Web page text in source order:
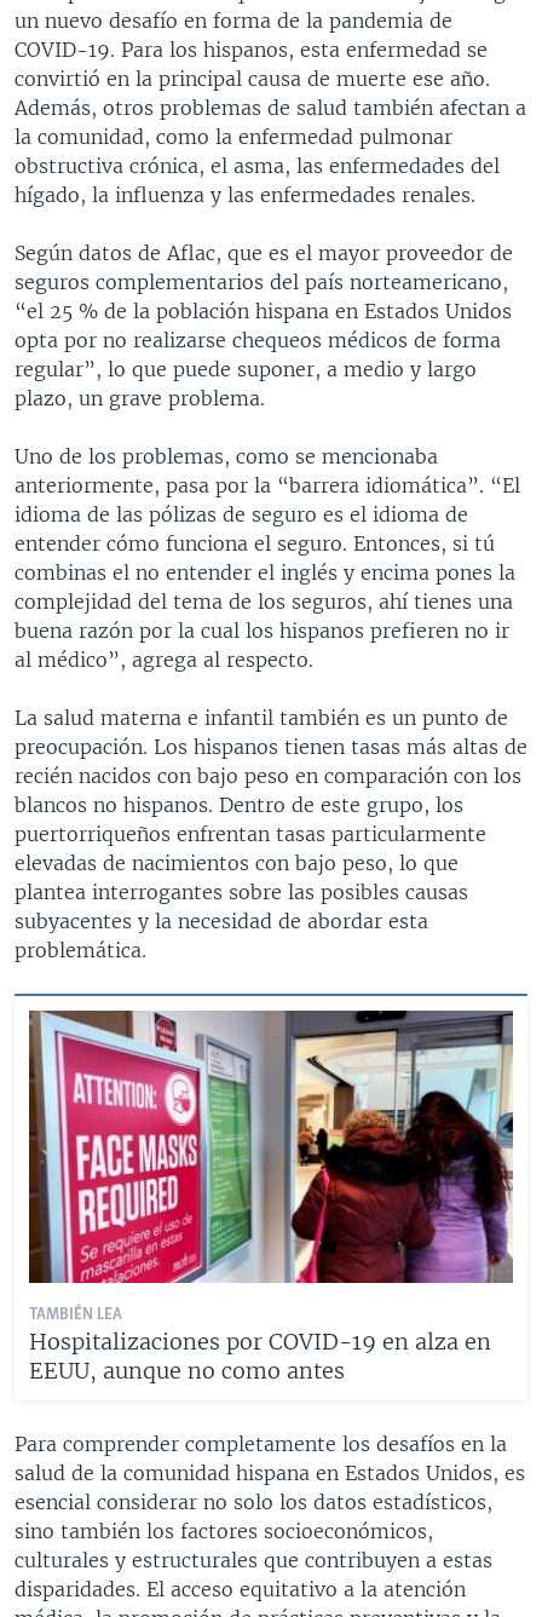
un nuevo desafío en forma de la pandemia de
COVID-19. Para los hispanos, esta enfermedad se
convirtió en la principal causa de muerte ese año.
Además, otros problemas de salud también afectan a
la comunidad, como la enfermedad pulmonar
obstructiva crónica, el asma, las enfermedades del
hígado, la influenza y las enfermedades renales.
Según datos de Aflac, que es el mayor proveedor de
seguros complementarios del país norteamericano,
“el 25 % de la población hispana en Estados Unidos
opta por no realizarse chequeos médicos de forma
regular”, lo que puede suponer, a medio y largo
plazo, un grave problema.
Uno de los problemas, como se mencionaba
anteriormente, pasa por la “barrera idiomática”. “El
idioma de las pólizas de seguro es el idioma de
entender cómo funciona el seguro. Entonces, si tú
combinas el no entender el inglés y encima pones la
complejidad del tema de los seguros, ahí tienes una
buena razón por la cual los hispanos prefieren no ir
al médico”, agrega al respecto.
La salud materna e infantil también es un punto de
preocupación. Los hispanos tienen tasas más altas de
recién nacidos con bajo peso en comparación con los
blancos no hispanos. Dentro de este grupo, los
puertorriqueños enfrentan tasas particularmente
elevadas de nacimientos con bajo peso, lo que
plantea interrogantes sobre las posibles causas
subyacentes y la necesidad de abordar esta
problemática.
TAMBIÉN LEA
Hospitalizaciones por COVID-19 en alza en
EEUU, aunque no como antes
Para comprender completamente los desafíos en la
salud de la comunidad hispana en Estados Unidos, es
esencial considerar no solo los datos estadísticos,
sino también los factores socioeconómicos,
culturales y estructurales que contribuyen a estas
disparidades. El acceso equitativo a la atención